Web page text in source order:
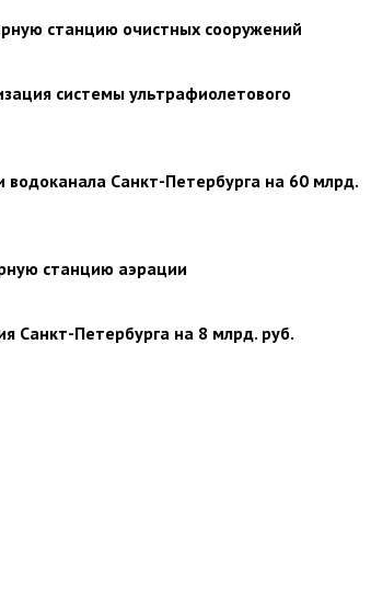
станцию очистных сооружений
системы ультрафиолетового
Санкт-Петербурга на 60 млрд.
станцию аэрации
Cанкт-Петербурга на 8 млрд. руб.